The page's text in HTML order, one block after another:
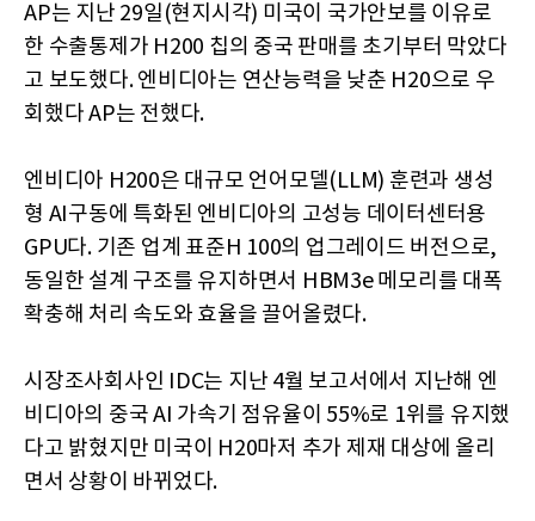
AP는 지난 29일(현지시각) 미국이 국가안보를 이유로
한 수출통제가 H200 칩의 중국 판매를 초기부터 막았다
고 보도했다. 엔비디아는 연산능력을 낮춘 H20으로 우
회했다 AP는 전했다.
엔비디아 H200은 대규모 언어모델(LLM) 훈련과 생성
형 AI구동에 특화된 엔비디아의 고성능 데이터센터용
GPU다. 기존 업계 표준H 100의 업그레이드 버전으로,
동일한 설계 구조를 유지하면서 HBM3e 메모리를 대폭
확충해 처리 속도와 효율을 끌어올렸다.
시장조사회사인 IDC는 지난 4월 보고서에서 지난해 엔
비디아의 중국 AI 가속기 점유율이 55%로 1위를 유지했
다고 밝혔지만 미국이 H20마저 추가 제재 대상에 올리
면서 상황이 바뀌었다.